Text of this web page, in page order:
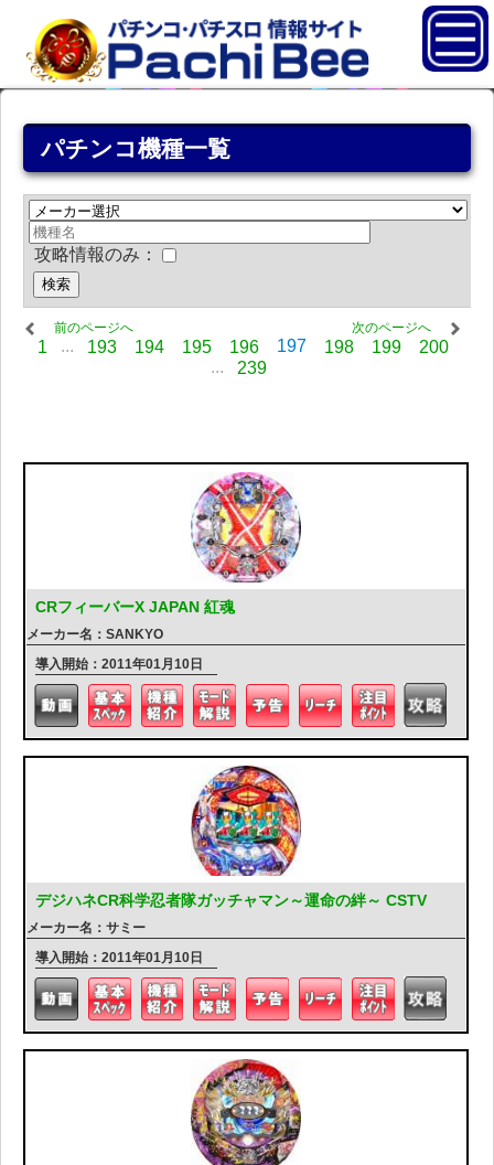
パチンコ機種一覧
攻略情報のみ：
前のページへ
1 ... 193 194 195 196 197 198 199
200
...
239
次のページへ
CRフィーバーX JAPAN 紅魂
メーカー名：SANKYO
導入開始：2011年01月10日
デジハネCR科学忍者隊ガッチャマン～運命の絆～ CSTV
メーカー名：サミー
導入開始：2011年01月10日